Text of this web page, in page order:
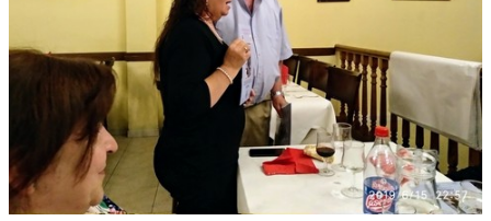
Noticias de interés
Contacto